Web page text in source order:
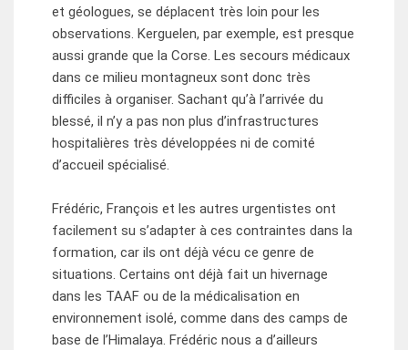
et géologues, se déplacent très loin pour les
observations. Kerguelen, par exemple, est presque
aussi grande que la Corse. Les secours médicaux
dans ce milieu montagneux sont donc très
difficiles à organiser. Sachant qu’à l’arrivée du
blessé, il n’y a pas non plus d’infrastructures
hospitalières très développées ni de comité
d’accueil spécialisé.
Frédéric, François et les autres urgentistes ont
facilement su s’adapter à ces contraintes dans la
formation, car ils ont déjà vécu ce genre de
situations. Certains ont déjà fait un hivernage
dans les TAAF ou de la médicalisation en
environnement isolé, comme dans des camps de
base de l’Himalaya. Frédéric nous a d’ailleurs